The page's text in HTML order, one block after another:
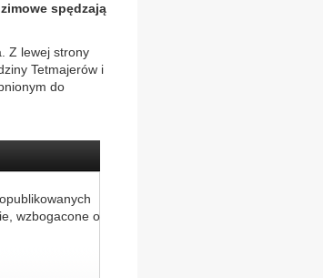
spędzają
Z lewej strony
Tetmajerów i
do
wzbogacone o